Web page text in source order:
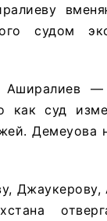
судом
—
как суд
Демеуова